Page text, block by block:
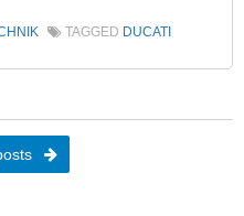
TAGGED DUCATI